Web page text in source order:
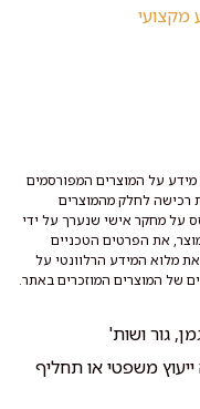
מקצועי
על המוצרים המפורסמים
רכישה לחלק מהמוצרים
על מחקר אישי שנערך על ידי
את הפרטים הטכניים
מלוא המידע הרלוונטי על
של המוצרים המוזכרים באתר.
משפטי או תחליף